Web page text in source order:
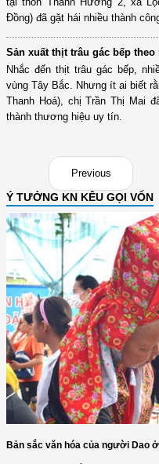
Đồng) đã gặt hái nhiều thành
Sản xuất thịt trâu gác bếp
Nhắc đến thịt trâu gác bếp,
vùng Tây Bắc. Nhưng ít ai biết
Thanh Hoá), chị Trần Thị Mai
thành thương hiệu uy tín.
Previous
Ý TƯỞNG KN KÊU GỌI VỐN
Bản sắc văn hóa của người Dao